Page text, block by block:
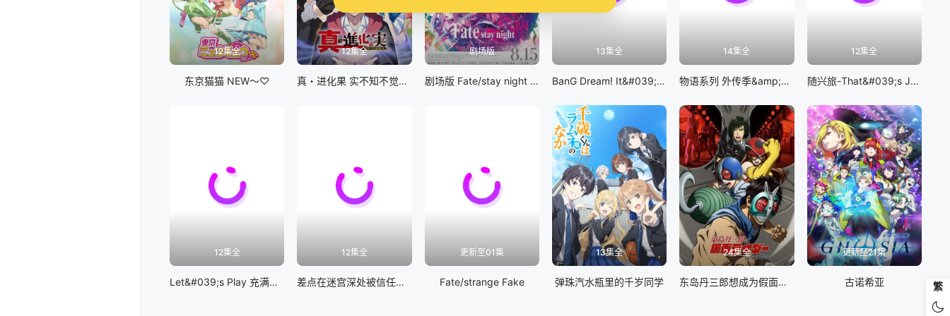
12集全
东京猫猫 NEW～♡
12集全
真・进化果 实不知不觉踏上胜利的人生
剧场版
剧场版 Fate/stay night [Heaven&#039;s Feel] III.spring song
13集全
BanG Dream! It&#039;s MyGO!!!!!
14集全
物语系列 外传季&amp;怪物季
12集全
随兴旅-That&#039;s Journey-
12集全
Let&#039;s Play 充满挑战的人生
12集全
差点在迷宫深处被信任的伙伴杀掉，但靠着天赐技能「无限扭蛋」获得等级9999的伙伴，我要向前队友和世界展开复仇&amp;「给他们好看！」
更新至01集
Fate/strange Fake
13集全
弹珠汽水瓶里的千岁同学
24集全
东岛丹三郎想成为假面骑士
更新至21集
古诺希亚 繁